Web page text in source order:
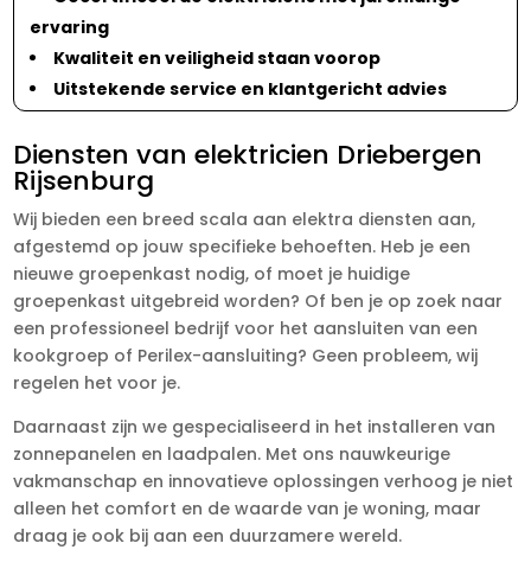
ervaring
Kwaliteit en veiligheid staan voorop
Uitstekende service en klantgericht advies
Diensten van elektricien Driebergen
Rijsenburg
Wij bieden een breed scala aan elektra diensten aan,
afgestemd op jouw specifieke behoeften. Heb je een
nieuwe groepenkast nodig, of moet je huidige
groepenkast uitgebreid worden? Of ben je op zoek naar
een professioneel bedrijf voor het aansluiten van een
kookgroep of Perilex-aansluiting? Geen probleem, wij
regelen het voor je.
Daarnaast zijn we gespecialiseerd in het installeren van
zonnepanelen en laadpalen. Met ons nauwkeurige
vakmanschap en innovatieve oplossingen verhoog je niet
alleen het comfort en de waarde van je woning, maar
draag je ook bij aan een duurzamere wereld.